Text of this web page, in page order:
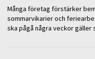
Många företag förstärker
sommarvikarier och
ska pågå några veckor